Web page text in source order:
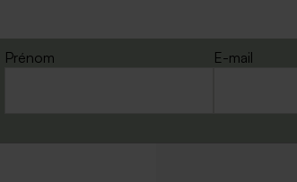
Prénom
E-mail